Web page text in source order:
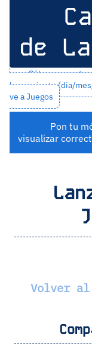
de
Sólo se
lanzamiento (dia/
ve aJuegos
Pon tu
visualizar
Volver